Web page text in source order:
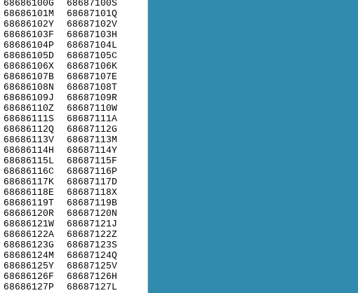
68686100G
68686101M
68686102Y
68686103F
68686104P
68686105D
68686106X
68686107B
68686108N
68686109J
68686110Z
68686111S
68686112Q
68686113V
68686114H
68686115L
68686116C
68686117K
68686118E
68686119T
68686120R
68686121W
68686122A
68686123G
68686124M
68686125Y
68686126F
68686127P
68687100S
68687101Q
68687102V
68687103H
68687104L
68687105C
68687106K
68687107E
68687108T
68687109R
68687110W
68687111A
68687112G
68687113M
68687114Y
68687115F
68687116P
68687117D
68687118X
68687119B
68687120N
68687121J
68687122Z
68687123S
68687124Q
68687125V
68687126H
68687127L